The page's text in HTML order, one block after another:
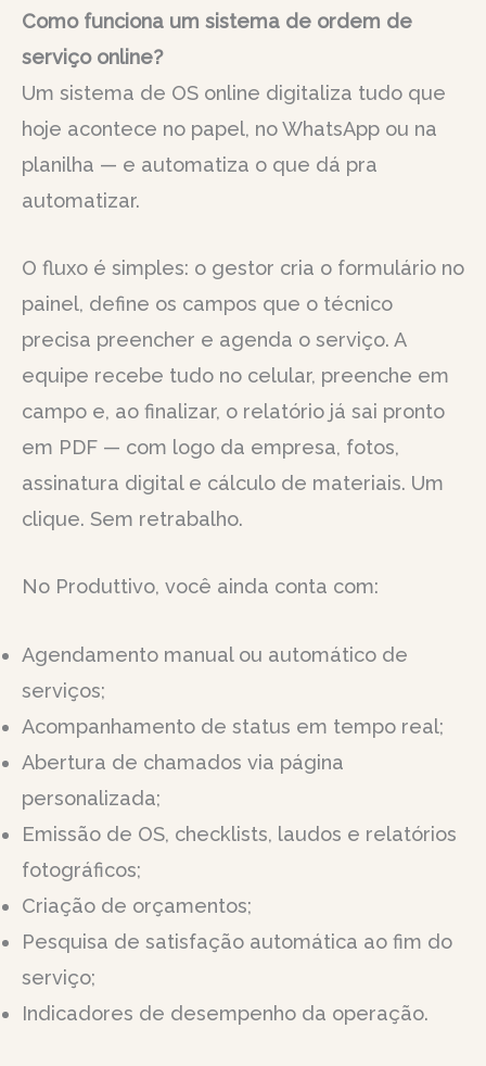
Como funciona um sistema de ordem de
serviço online?
Um sistema de OS online digitaliza tudo que
hoje acontece no papel, no WhatsApp ou na
planilha — e automatiza o que dá pra
automatizar.
O fluxo é simples: o gestor cria o formulário no
painel, define os campos que o técnico
precisa preencher e agenda o serviço. A
equipe recebe tudo no celular, preenche em
campo e, ao finalizar, o relatório já sai pronto
em PDF — com logo da empresa, fotos,
assinatura digital e cálculo de materiais. Um
clique. Sem retrabalho.
No Produttivo, você ainda conta com:
Agendamento manual ou automático de
serviços;
Acompanhamento de status em tempo real;
Abertura de chamados via página
personalizada;
Emissão de OS, checklists, laudos e relatórios
fotográficos;
Criação de orçamentos;
Pesquisa de satisfação automática ao fim do
serviço;
Indicadores de desempenho da operação.